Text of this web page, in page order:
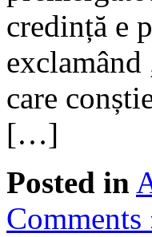
credință e
care
[…]
Posted in
Comments